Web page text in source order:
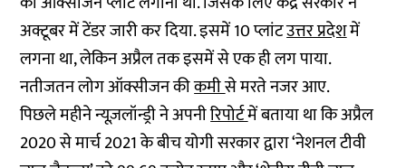
अक्टूबर में टेंडर जारी कर दिया. इसमें 10 प्लांटउत्तर प्रदेशमें
लगना था, लेकिन अप्रैल तक इसमें से एक ही लग पाया.
नतीजतन लोग ऑक्सीजन कीकमीसे मरते नजर आए.
पिछले महीने न्यूज़लॉन्ड्री ने अपनीरिपोर्टमें बताया था कि अप्रैल
2020 से मार्च 2021 के बीच योगी सरकार द्वारा ‘नेशनल टीवी